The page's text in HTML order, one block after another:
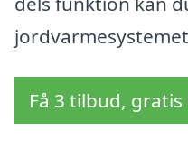
Få 3 tilbud,